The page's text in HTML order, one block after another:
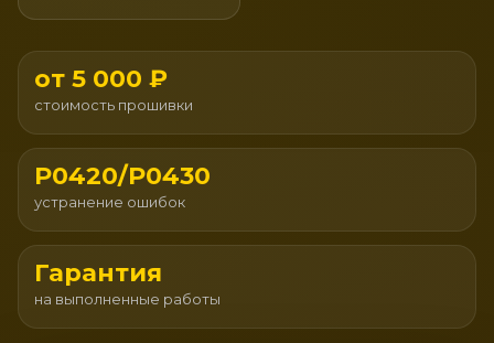
от 5 000 ₽
стоимость прошивки
P0420/P0430
устранение ошибок
Гарантия
на выполненные работы